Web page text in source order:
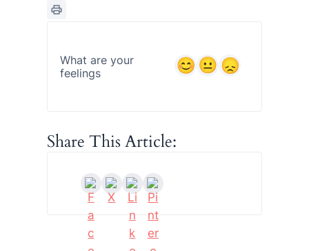
What are your
feelings
Share This Article: